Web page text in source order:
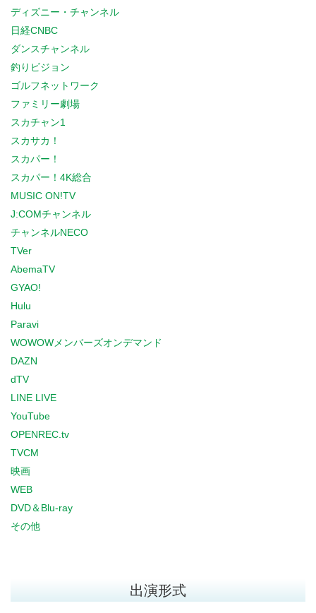
ディズニー・チャンネル
日経CNBC
ダンスチャンネル
釣りビジョン
ゴルフネットワーク
ファミリー劇場
スカチャン1
スカサカ！
スカパー！
スカパー！4K総合
MUSIC ON!TV
J:COMチャンネル
チャンネルNECO
TVer
AbemaTV
GYAO!
Hulu
Paravi
WOWOWメンバーズオンデマンド
DAZN
dTV
LINE LIVE
YouTube
OPENREC.tv
TVCM
映画
WEB
DVD＆Blu-ray
その他
出演形式